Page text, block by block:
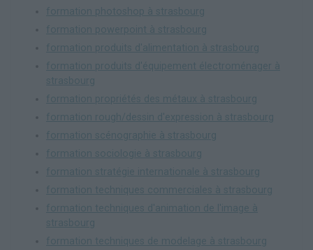
formation photoshop à strasbourg
formation powerpoint à strasbourg
formation produits d'alimentation à strasbourg
formation produits d'équipement électroménager à
strasbourg
formation propriétés des métaux à strasbourg
formation rough/dessin d'expression à strasbourg
formation scénographie à strasbourg
formation sociologie à strasbourg
formation stratégie internationale à strasbourg
formation techniques commerciales à strasbourg
formation techniques d'animation de l'image à
strasbourg
formation techniques de modelage à strasbourg